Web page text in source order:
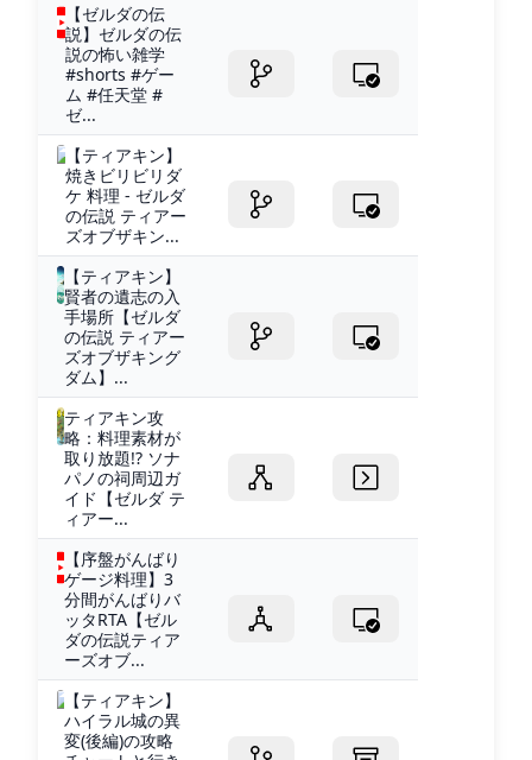
【ゼルダの伝
説】ゼルダの伝
説の怖い雑学
#shorts #ゲー
ム #任天堂 #
ゼ...
【ティアキン】
焼きビリビリダ
ケ 料理 - ゼルダ
の伝説 ティアー
ズオブザキン...
【ティアキン】
賢者の遺志の入
手場所【ゼルダ
の伝説 ティアー
ズオブザキング
ダム】...
ティアキン攻
略：料理素材が
取り放題!? ソナ
パノの祠周辺ガ
イド【ゼルダ テ
ィアー...
【序盤がんばり
ゲージ料理】3
分間がんばりバ
ッタRTA【ゼル
ダの伝説ティア
ーズオブ...
【ティアキン】
ハイラル城の異
変(後編)の攻略